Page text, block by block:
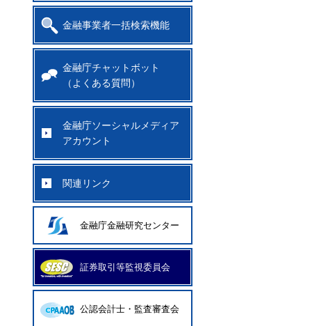
金融事業者一括検索機能
金融庁チャットボット
（よくある質問）
金融庁ソーシャルメディア
アカウント
関連リンク
金融庁金融研究センター
証券取引等監視委員会
公認会計士・監査審査会